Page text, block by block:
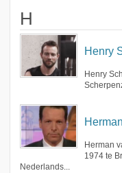
H
Henry
Henry
Herman
1974 te
Nederlands...